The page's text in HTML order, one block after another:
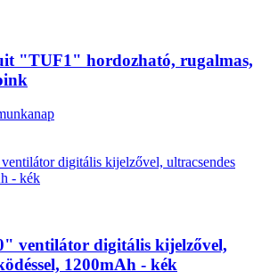
"TUF1" hordozható, rugalmas,
ventilátor digitális kijelzővel,
1200mAh - kék